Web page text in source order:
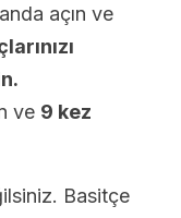
açın ve
ve 9 kez
Basitçe